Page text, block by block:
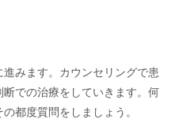
みます。カウンセリングで患
での治療をしていきます。何
都度質問をしましょう。